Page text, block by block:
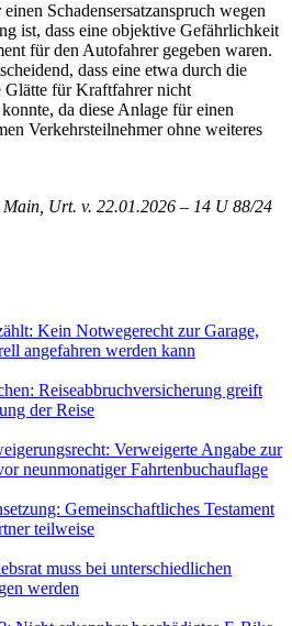
Schadensersatzanspruch wegen
ist, dass eine objektive Gefährlichkeit
für den Autofahrer gegeben waren.
dass eine etwa durch die
Glätte für Kraftfahrer nicht
da diese Anlage für einen
Verkehrsteilnehmer ohne weiteres
Urt. v. 22.01.2026 – 14 U 88/24
Kein Notwegerecht zur Garage,
angefahren werden kann
Reiseabbruchversicherung greift
der Reise
Verweigerte Angabe zur
neunmonatiger Fahrtenbuchauflage
Gemeinschaftliches Testament
teilweise
muss bei unterschiedlichen
werden